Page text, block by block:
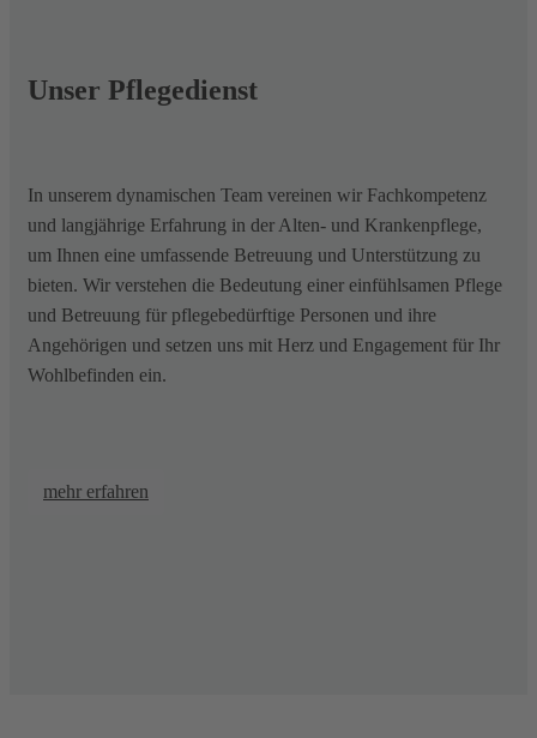
Unser Pflegedienst
In unserem dynamischen Team vereinen wir Fachkompetenz
und langjährige Erfahrung in der Alten- und Krankenpflege,
um Ihnen eine umfassende Betreuung und Unterstützung zu
bieten. Wir verstehen die Bedeutung einer einfühlsamen Pflege
und Betreuung für pflegebedürftige Personen und ihre
Angehörigen und setzen uns mit Herz und Engagement für Ihr
Wohlbefinden ein.
mehr erfahren